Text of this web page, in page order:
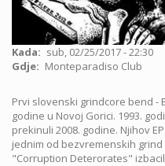
Kada
sub, 02/25/2017 - 22:30
Gdje
Monteparadiso Club
Prvi slovenski grindcore bend -
godine u Novoj Gorici. 1993.
prekinuli 2008. godine. Njihov
jednim od bezvremenskih
"Corruption Deterorates"